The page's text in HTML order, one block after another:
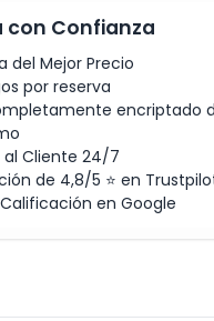
con Confianza
del Mejor Precio
por reserva
encriptado
al Cliente 24/7
de 4,8/5 ⭐ en
en Google